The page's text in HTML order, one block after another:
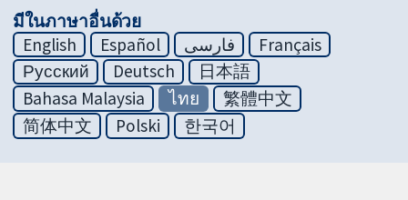
มีในภาษาอื่นด้วย
English
Español فارسی
Français
Русский
Deutsch
日本語
Bahasa Malaysia
ไทย
繁體中文
简体中文
Polski 한국어